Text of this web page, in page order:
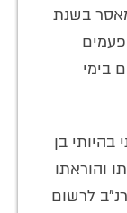
בשנת
בימי
בהיותי בן
והוראתו
לרשום